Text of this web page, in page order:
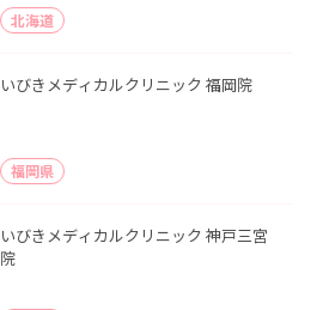
北海道
いびきメディカルクリニック 福岡院
福岡県
いびきメディカルクリニック 神戸三宮
院